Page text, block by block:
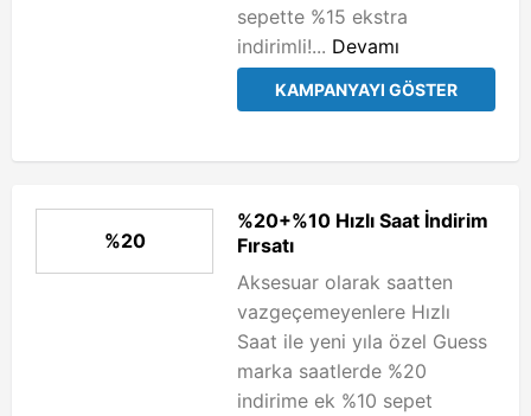
sepette %15 ekstra
indirimli!... Devamı
KAMPANYAYI GÖSTER
%20
%20+%10 Hızlı Saat İndirim
Fırsatı
Aksesuar olarak saatten
vazgeçemeyenlere Hızlı
Saat ile yeni yıla özel Guess
marka saatlerde %20
indirime ek %10 sepet